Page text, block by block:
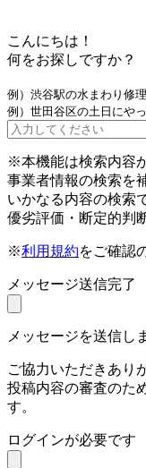
こんにちは！
何をお探しですか？
例）渋谷駅の水まわり修
例）世田谷区の土日にや
※本機能は検索内容
事業者情報の検索を
いかなる内容の検索
優劣評価・断定的判
※利用規約をご確認
メッセージ送信完了
メッセージを送信し
ご協力いただきあり
投稿内容の審査のた
す。
ログインが必要です